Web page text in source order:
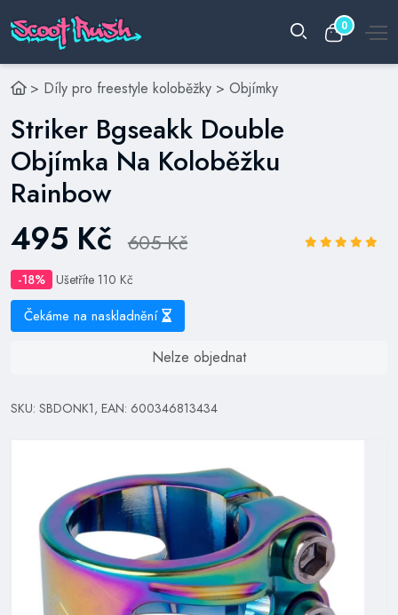
0
> Díly pro freestyle koloběžky > Objímky
Striker Bgseakk Double
Objímka Na Koloběžku
Rainbow
495 Kč 605 Kč
-18% Ušetříte 110 Kč
Čekáme na naskladnění
Nelze objednat
SKU: SBDONK1, EAN: 600346813434